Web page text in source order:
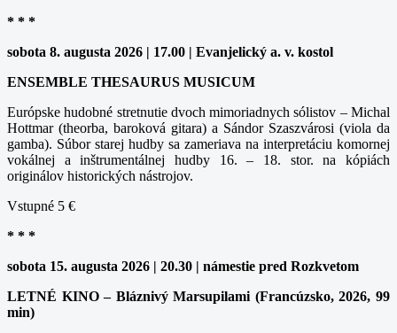
* * *
sobota 8. augusta 2026 | 17.00 | Evanjelický a. v. kostol
ENSEMBLE THESAURUS MUSICUM
Európske hudobné stretnutie dvoch mimoriadnych sólistov – Michal
Hottmar (theorba, baroková gitara) a Sándor Szaszvárosi (viola da
gamba). Súbor starej hudby sa zameriava na interpretáciu komornej
vokálnej a inštrumentálnej hudby 16. – 18. stor. na kópiách
originálov historických nástrojov.
Vstupné 5 €
* * *
sobota 15. augusta 2026 | 20.30 | námestie pred Rozkvetom
LETNÉ KINO – Bláznivý Marsupilami (Francúzsko, 2026, 99
min)